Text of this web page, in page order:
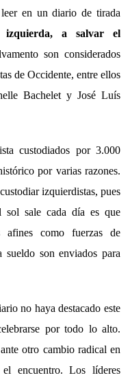
en un diario de tirada
izquierda, a salvar el
son considerados
de Occidente, entre ellos
Bachelet y José Luís
custodiados por 3.000
por varias razones.
izquierdistas, pues
sale cada día es que
como fuerzas de
sueldo son enviados para
no haya destacado este
por todo lo alto.
otro cambio radical en
encuentro. Los líderes